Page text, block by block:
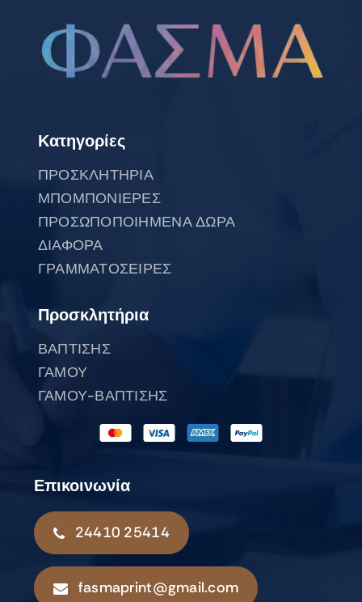
Κατηγορίες
ΠΡΟΣΚΛΗΤΗΡΙΑ
ΜΠΟΜΠΟΝΙΕΡΕΣ
ΠΡΟΣΩΠΟΠΟΙΗΜΕΝΑ ΔΩΡΑ
ΔΙΑΦΟΡΑ
ΓΡΑΜΜΑΤΟΣΕΙΡΕΣ
Προσκλητήρια
ΒΑΠΤΙΣΗΣ
ΓΑΜΟΥ
ΓΑΜΟΥ-ΒΑΠΤΙΣΗΣ
Επικοινωνία
24410 25414
fasmaprint@gmail.com